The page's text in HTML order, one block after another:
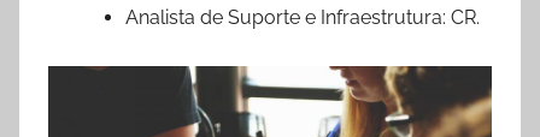
Analista de Suporte e Infraestrutura: CR.